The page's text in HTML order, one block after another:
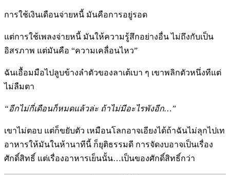
การใช้เงินเดือนจ่ายหนี้ มันคือการอยู่รอด
แต่การใช้เพลงจ่ายหนี้ มันให้ความรู้สึกอย่างอื่น ไม่ถึงกับเป็น
อิสรภาพ แต่มันคือ “ความเคลื่อนไหว”
ฉันเอื้อมมือไปลูบข้างลำตัวของลาเต้เบา ๆ เขาพลิกตัวหนึ่งทีแต่
ไม่ลืมตา
“อีกไม่กี่เดือนก็หมดแล้วล่ะ ถ้าไม่มีอะไรพังอีก…”
เขาไม่ตอบ แต่ก็ขยับตัว เหมือนโลกอาจเอียงได้ถ้าฉันไม่ลุกไปเท
อาหารให้มันในห้านาทีนี้ ก็ยุติธรรมดี การจัดงบอาจเป็นเรื่อง
ศักดิ์สิทธิ์ แต่เรื่องอาหารเย็นนั้น…เป็นของศักดิ์สิทธิ์กว่า